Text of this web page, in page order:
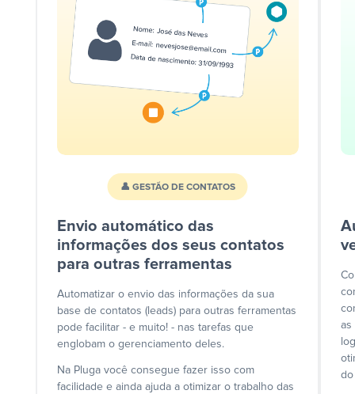
👤 GESTÃO DE CONTATOS
Envio automático das
informações dos seus contatos
para outras ferramentas
Automatizar o envio das informações da sua
base de contatos (leads) para outras ferramentas
pode facilitar - e muito! - nas tarefas que
englobam o gerenciamento deles.
Na Pluga você consegue fazer isso com
facilidade e ainda ajuda a otimizar o trabalho das
as
do